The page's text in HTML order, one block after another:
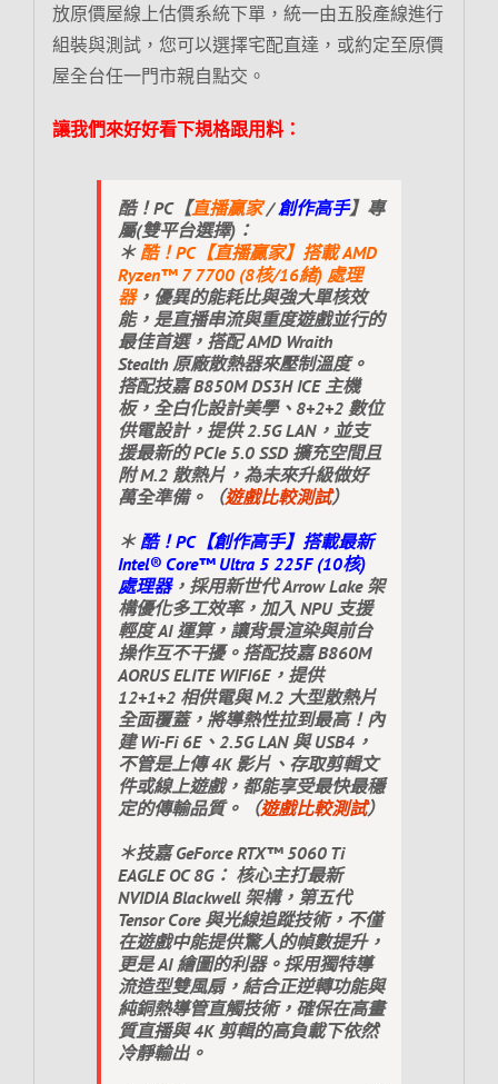
放原價屋線上估價系統下單，統一由五股產線進行
組裝與測試，您可以選擇宅配直達，或約定至原價
屋全台任一門市親自點交。
讓我們來好好看下規格跟用料：
酷！PC【直播贏家/創作高手】專
屬(雙平台選擇)：
＊ 酷！PC【直播贏家】搭載 AMD
Ryzen™ 7 7700 (8核/16緒) 處理
器，優異的能耗比與強大單核效
能，是直播串流與重度遊戲並行的
最佳首選，搭配 AMD Wraith
Stealth 原廠散熱器來壓制溫度。
搭配技嘉 B850M DS3H ICE 主機
板，全白化設計美學、8+2+2 數位
供電設計，提供 2.5G LAN，並支
援最新的 PCIe 5.0 SSD 擴充空間且
附 M.2 散熱片，為未來升級做好
萬全準備。（遊戲比較測試）
＊ 酷！PC【創作高手】搭載最新
Intel® Core™ Ultra 5 225F (10核)
處理器，採用新世代 Arrow Lake 架
構優化多工效率，加入 NPU 支援
輕度 AI 運算，讓背景渲染與前台
操作互不干擾。搭配技嘉 B860M
AORUS ELITE WIFI6E，提供
12+1+2 相供電與 M.2 大型散熱片
全面覆蓋，將導熱性拉到最高！內
建 Wi-Fi 6E、2.5G LAN 與 USB4，
不管是上傳 4K 影片、存取剪輯文
件或線上遊戲，都能享受最快最穩
定的傳輸品質。（遊戲比較測試）
＊技嘉 GeForce RTX™ 5060 Ti
EAGLE OC 8G： 核心主打最新
NVIDIA Blackwell 架構，第五代
Tensor Core 與光線追蹤技術，不僅
在遊戲中能提供驚人的幀數提升，
更是 AI 繪圖的利器。採用獨特導
流造型雙風扇，結合正逆轉功能與
純銅熱導管直觸技術，確保在高畫
質直播與 4K 剪輯的高負載下依然
冷靜輸出。